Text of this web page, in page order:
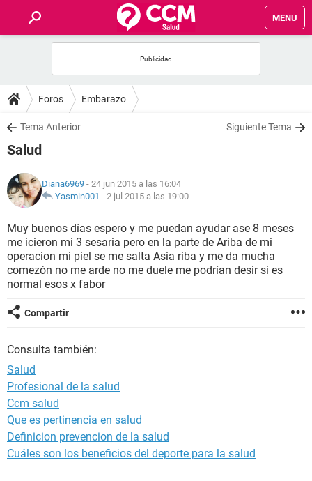
MENU
FOROS
SALUD
NUTRICIÓN
BIENESTAR
SEXUALIDAD
GLOSARIO
Foros Embarazo
Tema Anterior Siguiente Tema
Salud
Diana6969 - 24 jun 2015 a las 16:04
Yasmin001 - 2 jul 2015 a las 19:00
Muy buenos días espero y me puedan ayudar ase 8 meses
me icieron mi 3 sesaria pero en la parte de Ariba de mi
operacion mi piel se me salta Asia riba y me da mucha
comezón no me arde no me duele me podrían desir si es
normal esos x fabor
Compartir
Consulta también:
Salud
Profesional de la salud
Ccm salud
Que es pertinencia en salud
Definicion prevencion de la salud
Cuáles son los beneficios del deporte para la salud